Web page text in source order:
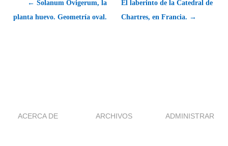
← Solanum Ovigerum, la
planta huevo. Geometría oval.
El laberinto de la Catedral de
Chartres, en Francia. →
ACERCA DE ARCHIVOS ADMINISTRAR